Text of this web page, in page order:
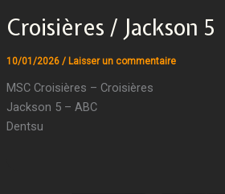
Croisières / Jackson 5
10/01/2026 / Laisser un commentaire
MSC Croisières – Croisières
Jackson 5 – ABC
Dentsu